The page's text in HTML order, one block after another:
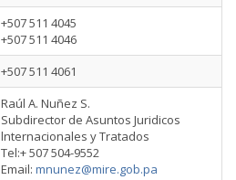
+507 511 4045
+507 511 4046
+507 511 4061
Raúl A. Nuñez S.
Subdirector de Asuntos Juridicos
lnternacionales y Tratados
Tel:+ 507 504-9552
Email: mnunez@mire.gob.pa